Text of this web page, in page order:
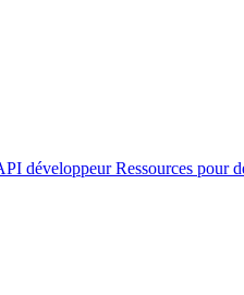
développeurRessources pour